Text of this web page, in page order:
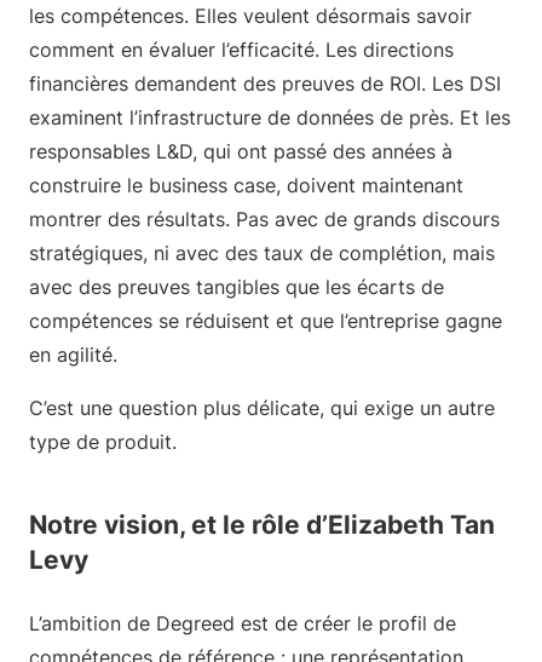
les compétences. Elles veulent désormais savoir
comment en évaluer l’efficacité. Les directions
financières demandent des preuves de ROI. Les DSI
examinent l’infrastructure de données de près. Et les
responsables L&D, qui ont passé des années à
construire le business case, doivent maintenant
montrer des résultats. Pas avec de grands discours
stratégiques, ni avec des taux de complétion, mais
avec des preuves tangibles que les écarts de
compétences se réduisent et que l’entreprise gagne
en agilité.
C’est une question plus délicate, qui exige un autre
type de produit.
Notre vision, et le rôle d’Elizabeth Tan
Levy
L’ambition de Degreed est de créer le profil de
compétences de référence : une représentation